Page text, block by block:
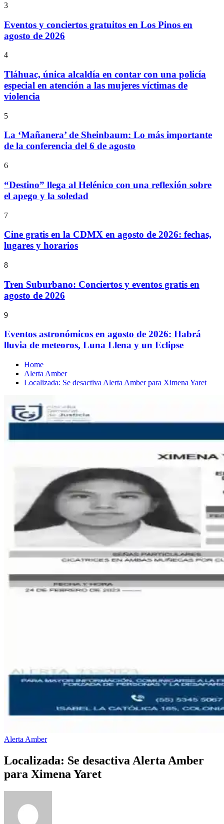
3
Eventos y conciertos gratuitos en Los Pinos en
agosto de 2026
4
Tláhuac, única alcaldía en contar con una policía
especial en atención a las mujeres víctimas de
violencia
5
La ‘Mañanera’ de Sheinbaum: Lo más importante
de la conferencia del 6 de agosto
6
“Destino” llega al Helénico con una reflexión sobre
el apego y la soledad
7
Cine gratis en la CDMX en agosto de 2026: fechas,
lugares y horarios
8
Tren Suburbano: Conciertos y eventos gratis en
agosto de 2026
9
Eventos astronómicos en agosto de 2026: Habrá
lluvia de meteoros, Luna Llena y un Eclipse
Home
Alerta Amber
Localizada: Se desactiva Alerta Amber para Ximena Yaret
Alerta Amber
Localizada: Se desactiva Alerta Amber
para Ximena Yaret